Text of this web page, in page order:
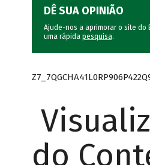
DÊ SUA OPINIÃO
Ajude-nos a aprimorar o site do
uma rápida pesquisa.
do